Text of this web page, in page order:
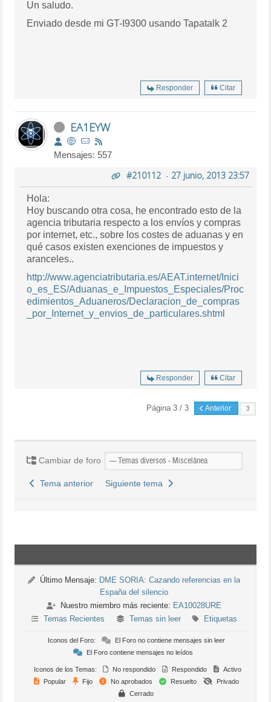
Un saludo.
Enviado desde mi GT-I9300 usando Tapatalk 2
Responder Citar
EA1EYW
Mensajes: 557
#210112- 27 junio, 2013 23:57
Hola:
Hoy buscando otra cosa, he encontrado esto de la
agencia tributaria respecto a los envíos y compras
por internet, etc., sobre los costes de aduanas y en
qué casos existen exenciones de impuestos y
aranceles..
http://www.agenciatributaria.es/AEAT.internet/Inici
o_es_ES/Aduanas_e_Impuestos_Especiales/Proc
edimientos_Aduaneros/Declaracion_de_compras
_por_Internet_y_envios_de_particulares.shtml
Responder Citar
Página 3 / 3 Anterior
Cambiar de foro
Tema anterior Siguiente tema
Último Mensaje: DME SORIA: Cazando referencias en la
España del silencio
Nuestro miembro más reciente: EA10028URE
Temas Recientes
Temas sin leer Etiquetas
Iconos del Foro:
El Foro no contiene mensajes sin leer
El Foro contiene mensajes no leídos
Iconos de los Temas: No respondido Respondido
Activo
Popular
Fijo No aprobados Resuelto
Privado
Cerrado